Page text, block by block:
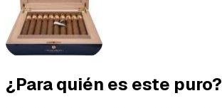
¿Para quién es este puro?